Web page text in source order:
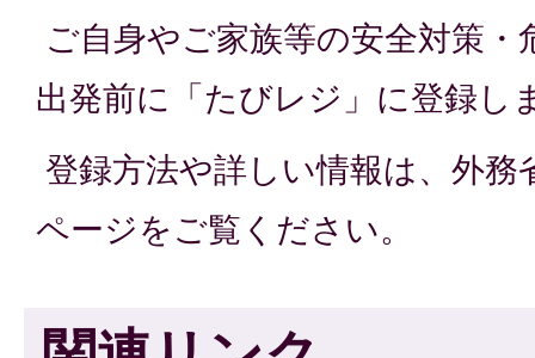
ご自身やご家族等の安全対策
出発前に「たびレジ」に登録し
登録方法や詳しい情報は、外
ページをご覧ください。